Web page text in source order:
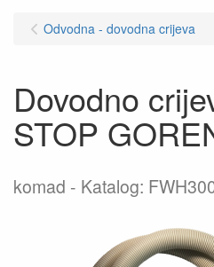
Odvodna - dovodna crijeva
Dovodno
STOP
komad Katalog: